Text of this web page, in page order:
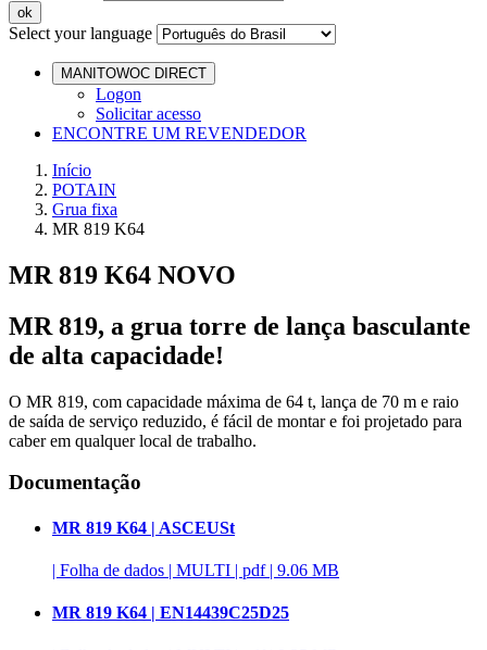
Select your language
MANITOWOC DIRECT
Logon
Solicitar acesso
ENCONTRE UM REVENDEDOR
Início
POTAIN
Grua fixa
MR 819 K64
MR 819 K64 NOVO
MR 819, a grua torre de lança basculante
de alta capacidade!
O MR 819, com capacidade máxima de 64 t, lança de 70 m e raio
de saída de serviço reduzido, é fácil de montar e foi projetado para
caber em qualquer local de trabalho.
Documentação
MR 819 K64 | ASCEUSt
| Folha de dados | MULTI | pdf | 9.06 MB
MR 819 K64 | EN14439C25D25